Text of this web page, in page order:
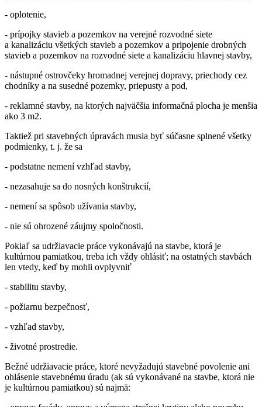
- oplotenie,
- prípojky stavieb a pozemkov na verejné rozvodné siete
a kanalizáciu všetkých stavieb a pozemkov a pripojenie drobných
stavieb a pozemkov na rozvodné siete a kanalizáciu hlavnej stavby,
- nástupné ostrovčeky hromadnej verejnej dopravy, priechody cez
chodníky a na susedné pozemky, priepusty a pod,
- reklamné stavby, na ktorých najväčšia informačná plocha je menšia
ako 3 m2.
Taktiež pri stavebných úpravách musia byť súčasne splnené všetky
podmienky, t. j. že sa
- podstatne nemení vzhľad stavby,
- nezasahuje sa do nosných konštrukcií,
- nemení sa spôsob užívania stavby,
- nie sú ohrozené záujmy spoločnosti.
Pokiaľ sa udržiavacie práce vykonávajú na stavbe, ktorá je
kultúrnou pamiatkou, treba ich vždy ohlásiť; na ostatných stavbách
len vtedy, keď by mohli ovplyvniť
- stabilitu stavby,
- požiarnu bezpečnosť,
- vzhľad stavby,
- životné prostredie.
Bežné udržiavacie práce, ktoré nevyžadujú stavebné povolenie ani
ohlásenie stavebnému úradu (ak sú vykonávané na stavbe, ktorá nie
je kultúrnou pamiatkou) sú najmä: